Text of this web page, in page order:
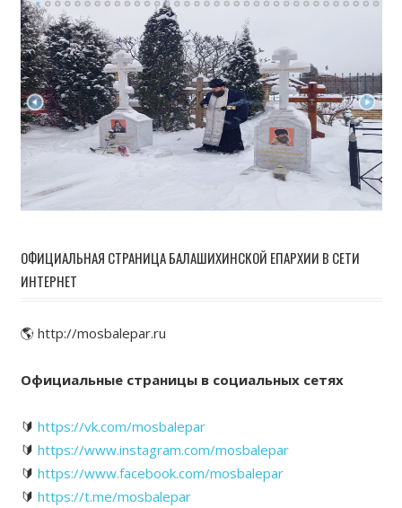
ОФИЦИАЛЬНАЯ СТРАНИЦА БАЛАШИХИНСКОЙ ЕПАРХИИ В СЕТИ
ИНТЕРНЕТ
🌎 http://mosbalepar.ru
Официальные страницы в социальных сетях
🔰 https://vk.com/mosbalepar
🔰 https://www.instagram.com/mosbalepar
🔰 https://www.facebook.com/mosbalepar
🔰 https://t.me/mosbalepar